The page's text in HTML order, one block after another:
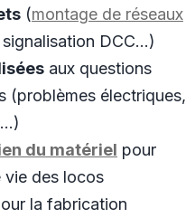
(montage de réseaux
DCC…)
aux questions
(problèmes électriques,
du matériel pour
vie des locos
la fabrication